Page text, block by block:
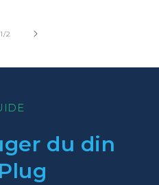
1/af
2
du din